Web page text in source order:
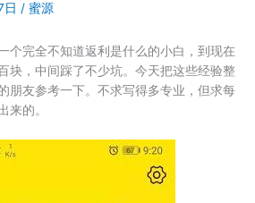
日 / 蜜源
个完全不知道返利是什么的小白，到现在
块，中间踩了不少坑。今天把这些经验整
朋友参考一下。不求写得多专业，但求每
来的。